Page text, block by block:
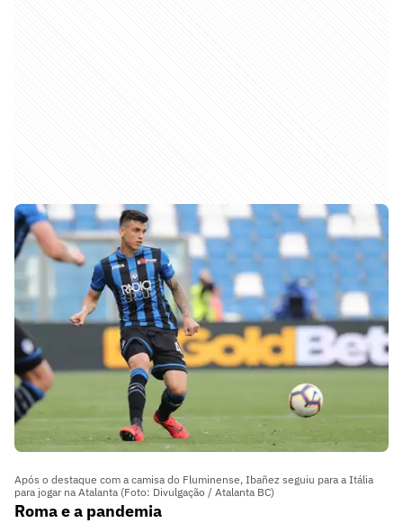
Após o destaque com a camisa do Fluminense, Ibañez seguiu para a Itália
para jogar na Atalanta (Foto: Divulgação / Atalanta BC)
Roma e a pandemia